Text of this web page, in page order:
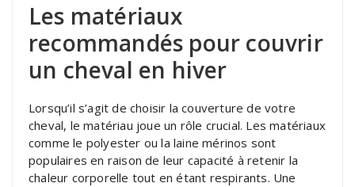
Les matériaux
recommandés pour couvrir
un cheval en hiver
Lorsqu’il s’agit de choisir la couverture de votre
cheval, le matériau joue un rôle crucial. Les matériaux
comme le polyester ou la laine mérinos sont
populaires en raison de leur capacité à retenir la
chaleur corporelle tout en étant respirants. Une